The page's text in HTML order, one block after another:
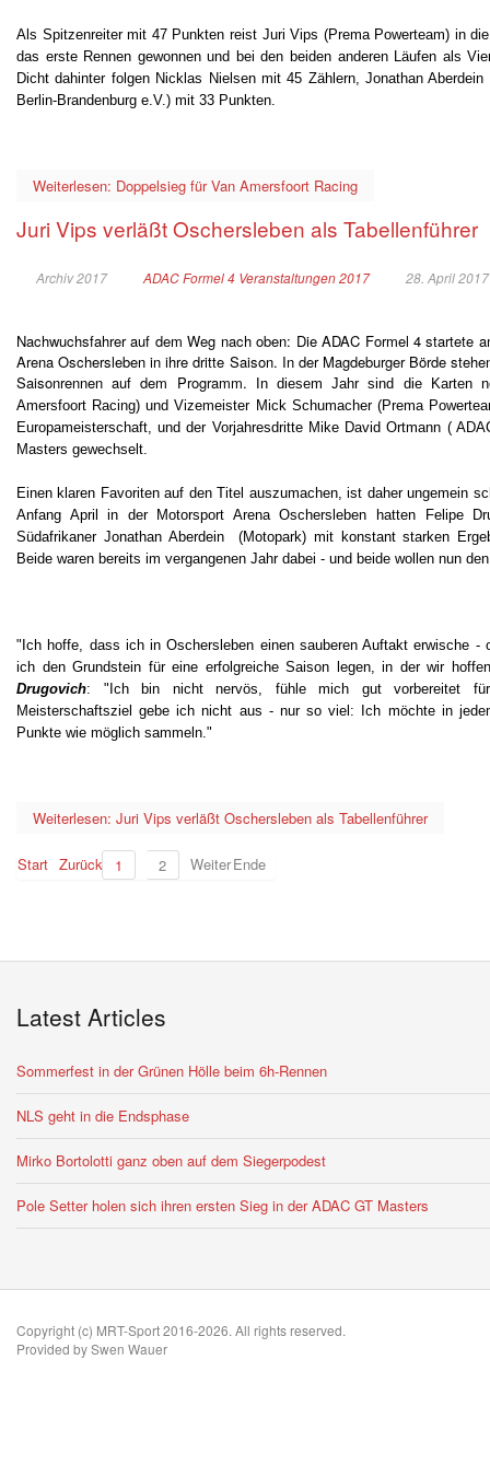
Als Spitzenreiter mit 47 Punkten reist Juri Vips (Prema Powerteam) in
das erste Rennen gewonnen und bei den beiden anderen Läufen als
Dicht dahinter folgen Nicklas Nielsen mit 45 Zählern, Jonathan
Berlin-Brandenburg e.V.) mit 33 Punkten.
Weiterlesen: Doppelsieg für Van Amersfoort Racing
Juri Vips verläßt Oschersleben als Tabellenführer
Archiv 2017 ADAC Formel 4 Veranstaltungen 2017 28. April 2017
Nachwuchsfahrer auf dem Weg nach oben: Die ADAC Formel 4 startete
Arena Oschersleben in ihre dritte Saison. In der Magdeburger Börde
Saisonrennen auf dem Programm.
In diesem Jahr sind die Karten
Amersfoort Racing) und Vizemeister Mick Schumacher (Prema
Europameisterschaft, und der Vorjahresdritte Mike David Ortmann (
Masters gewechselt.
Einen klaren Favoriten auf den Titel auszumachen, ist daher ungemein
Anfang April in der Motorsport Arena Oschersleben hatten Felipe
Südafrikaner Jonathan Aberdein (Motopark) mit konstant starken
Beide waren bereits im vergangenen Jahr dabei - und beide wollen nun
"Ich hoffe, dass ich in Oschersleben einen sauberen Auftakt erwische -
ich den Grundstein für eine erfolgreiche Saison legen, in der wir
Drugovich: "Ich bin nicht nervös, fühle mich gut vorbereitet für
Meisterschaftsziel gebe ich nicht aus - nur so viel: Ich möchte in
Punkte wie möglich sammeln."
Weiterlesen: Juri Vips verläßt Oschersleben als Tabellenführer
Start Zurück 1 2 WeiterEnde
Latest Articles
Sommerfest in der Grünen Hölle beim 6h-Rennen
NLS geht in die Endsphase
Mirko Bortolotti ganz oben auf dem Siegerpodest
Pole Setter holen sich ihren ersten Sieg in der ADAC GT Masters
Copyright (c) MRT-Sport 2016-2026. All rights reserved.
Provided by Swen Wauer